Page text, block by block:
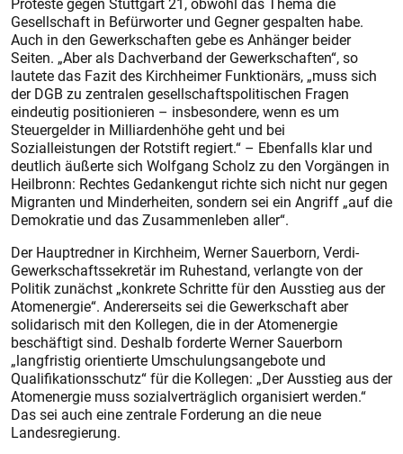
Gesellschaft in Befürworter und Gegner gespalten habe.
Auch in den Gewerkschaften gebe es Anhänger beider
Seiten. „Aber als Dachverband der Gewerkschaften“, so
lautete das Fazit des Kirchheimer Funktionärs, „muss sich
der DGB zu zentralen gesellschaftspolitischen Fragen
eindeutig positionieren – insbesondere, wenn es um
Steuergelder in Milliardenhöhe geht und bei
Sozialleistungen der Rotstift regiert.“ – Ebenfalls klar und
deutlich äußerte sich Wolfgang Scholz zu den Vorgängen in
Heilbronn: Rechtes Gedankengut richte sich nicht nur gegen
Migranten und Minderheiten, sondern sei ein Angriff „auf die
Demokratie und das Zusammenleben aller“.
Der Hauptredner in Kirchheim, Werner Sauerborn, Verdi-
Gewerkschaftssekretär im Ruhestand, verlangte von der
Politik zunächst „konkrete Schritte für den Ausstieg aus der
Atomenergie“. Andererseits sei die Gewerkschaft aber
solidarisch mit den Kollegen, die in der Atomenergie
beschäftigt sind. Deshalb forderte Werner Sauerborn
„langfristig orientierte Umschulungsangebote und
Qualifikationsschutz“ für die Kollegen: „Der Ausstieg aus der
Atomenergie muss sozialverträglich organisiert werden.“
Das sei auch eine zentrale Forderung an die neue
Landesregierung.